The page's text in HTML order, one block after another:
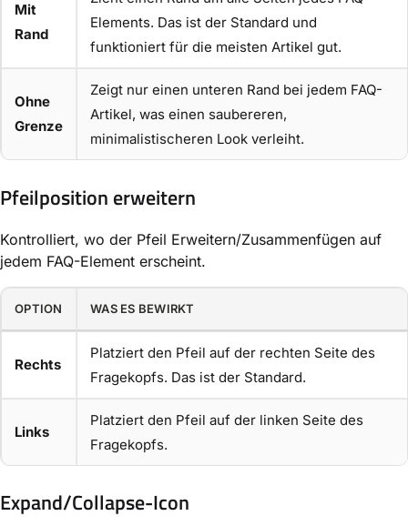
Mit
Rand
Elements. Das ist der Standard und
funktioniert für die meisten Artikel gut.
Ohne
Grenze
Zeigt nur einen unteren Rand bei jedem FAQ-
Artikel, was einen saubereren,
minimalistischeren Look verleiht.
Pfeilposition erweitern
Kontrolliert, wo der Pfeil Erweitern/Zusammenfügen auf
jedem FAQ-Element erscheint.
OPTION WAS ES BEWIRKT
Rechts
Platziert den Pfeil auf der rechten Seite des
Fragekopfs. Das ist der Standard.
Links
Platziert den Pfeil auf der linken Seite des
Fragekopfs.
Expand/Collapse-Icon